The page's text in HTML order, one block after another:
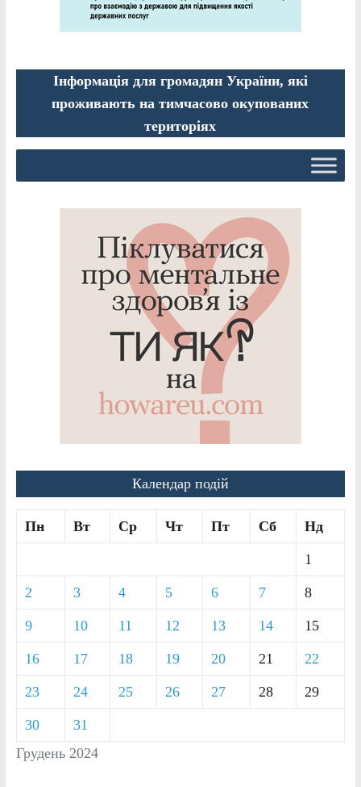
Інформація для громадян України, які
проживають на тимчасово окупованих
територіях
Календар подій
Грудень 2024
Пн Вт Ср Чт Пт Сб Нд
1
2 3 4 5 6 7 8
9 10 11 12 13 14 15
16 17 18 19 20 21 22
23 24 25 26 27 28 29
30 31